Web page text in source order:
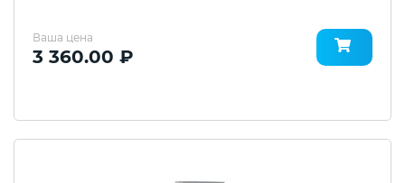
Ваша цена
3 360.00 ₽